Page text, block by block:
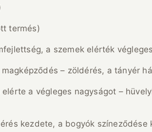
termés)
a szemek elérték
– zöldérés, a tányér
a végleges nagyságot –
kezdete, a bogyók színeződése